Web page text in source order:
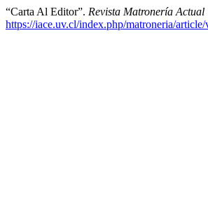
“Carta Al Editor”. Revista Matronería Actual
https://iace.uv.cl/index.php/matroneria/